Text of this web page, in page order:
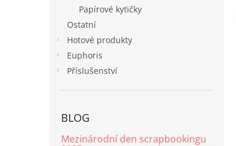
Papírové kytičky
Ostatní
Hotové produkty
Euphoris
Příslušenství
BLOG
Mezinárodní den scrapbookingu